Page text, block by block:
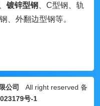
镀锌型钢
C型钢、轨
、外翻边型钢等。
公司
All right reserved 备
号-1